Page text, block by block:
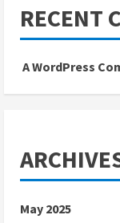
RECENT
A WordPress
May 2025